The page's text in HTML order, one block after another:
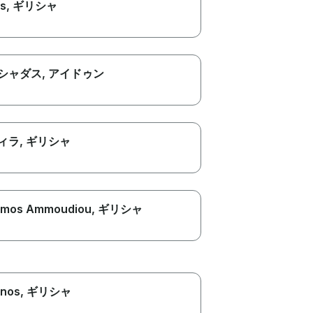
, ギリシャ
ャダス, アイドゥン
ラ, ギリシャ
Ammoudiou, ギリシャ
, ギリシャ